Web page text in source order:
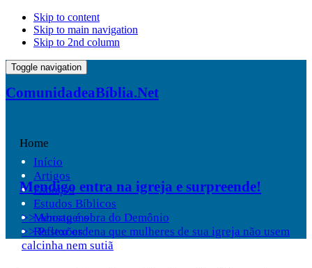
Skip to content
Skip to main navigation
Skip to 2nd column
Toggle navigation
ComunidadeaBíblia.Net
Início
Artigos
Esboços
Estudos Bíblicos
Mensagens
Reflexões
Home
Mendigo entra na igreja e surpreende!
>> Aborto é obra do Demônio
>> Pastor ordena que mulheres de sua igreja não usem
calcinha nem sutiã